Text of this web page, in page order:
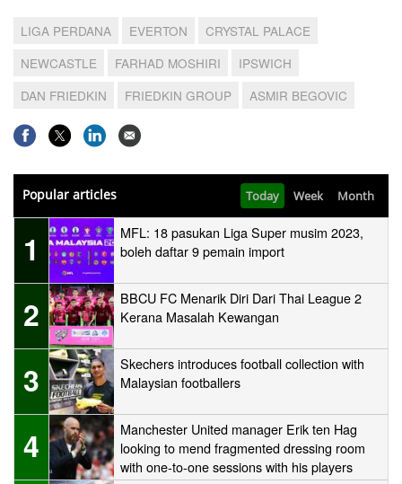
LIGA PERDANA EVERTON
CRYSTAL PALACE
NEWCASTLE
FARHAD MOSHIRI
IPSWICH
DAN FRIEDKIN
FRIEDKIN GROUP ASMIR BEGOVIC
Popular articles Today Week Month
1
MFL: 18 pasukan Liga Super musim 2023,
boleh daftar 9 pemain import
2
BBCU FC Menarik Diri Dari Thai League 2
Kerana Masalah Kewangan
3
Skechers introduces football collection with
Malaysian footballers
4
Manchester United manager Erik ten Hag
looking to mend fragmented dressing room
with one-to-one sessions with his players